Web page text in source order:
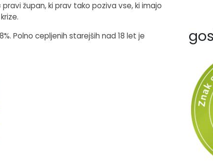
župan, ki prav tako poziva vse, ki imajo
Polno cepljenih starejših nad 18 let je